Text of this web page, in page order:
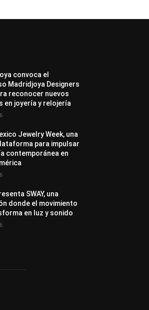
La Pluma de Pedro Pérez
México
Mundo Técnico
Opiniones
Perspectiva
Sin categoría
Sucesos
convoca el
Madridjoya Designers
reconocer nuevos
en joyería y relojería
Jewelry Week, una
para impulsar
contemporánea en
SWAY, una
donde el movimiento
en luz y sonido